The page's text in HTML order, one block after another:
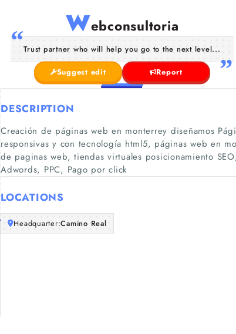
Webconsultoria
Trust partner who will help you go to the next level...
Suggest edit Report
DESCRIPTION
Creación de páginas web en monterrey diseñamos
responsivas y con tecnología html5, páginas web en
de paginas web, tiendas virtuales posicionamiento
Adwords, PPC, Pago por click
LOCATIONS
Headquarter:Camino Real